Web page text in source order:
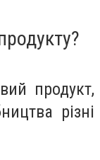
продукт,
різні